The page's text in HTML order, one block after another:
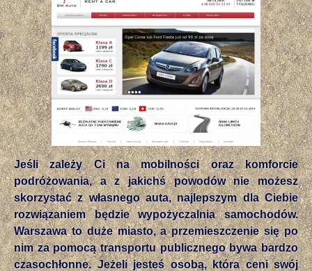
Jeśli zależy Ci na mobilności oraz komforcie
podróżowania, a z jakichś powodów nie możesz
skorzystać z własnego auta, najlepszym dla Ciebie
rozwiązaniem będzie wypożyczalnia samochodów.
Warszawa to duże miasto, a przemieszczenie się po
nim za pomocą transportu publicznego bywa bardzo
czasochłonne. Jeżeli jesteś osobą, która ceni swój